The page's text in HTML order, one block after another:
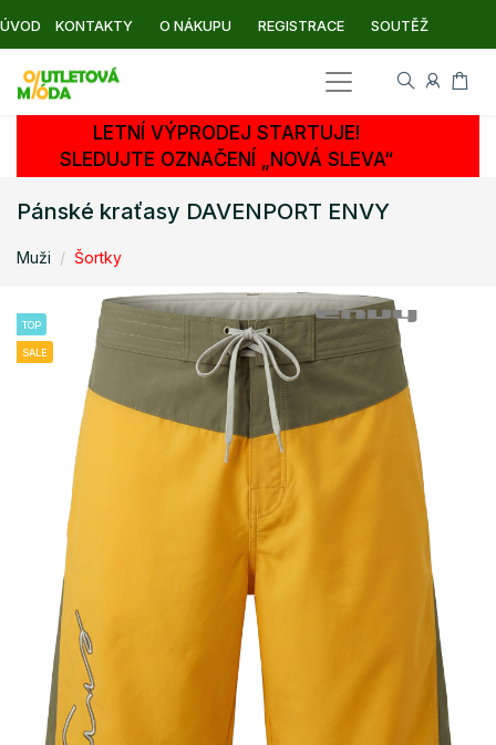
ÚVOD KONTAKTY O NÁKUPU REGISTRACE SOUTĚŽ
LETNÍ VÝPRODEJ STARTUJE!
SLEDUJTE OZNAČENÍ „NOVÁ SLEVA“
Pánské kraťasy DAVENPORT ENVY
Muži Šortky
TOP
SALE